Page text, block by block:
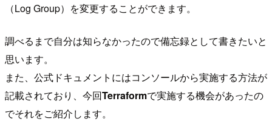
（Log Group）を変更することができます。
調べるまで自分は知らなかったので備忘録として書きたいと
思います。
また、公式ドキュメントにはコンソールから実施する方法が
記載されており、今回Terraformで実施する機会があったの
でそれをご紹介します。